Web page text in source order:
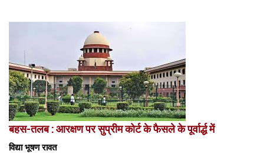
बहस-तलब : आरक्षण पर सुप्रीम कोर्ट के फैसले के पूर्वार्द्ध में
विद्या भूषण रावत